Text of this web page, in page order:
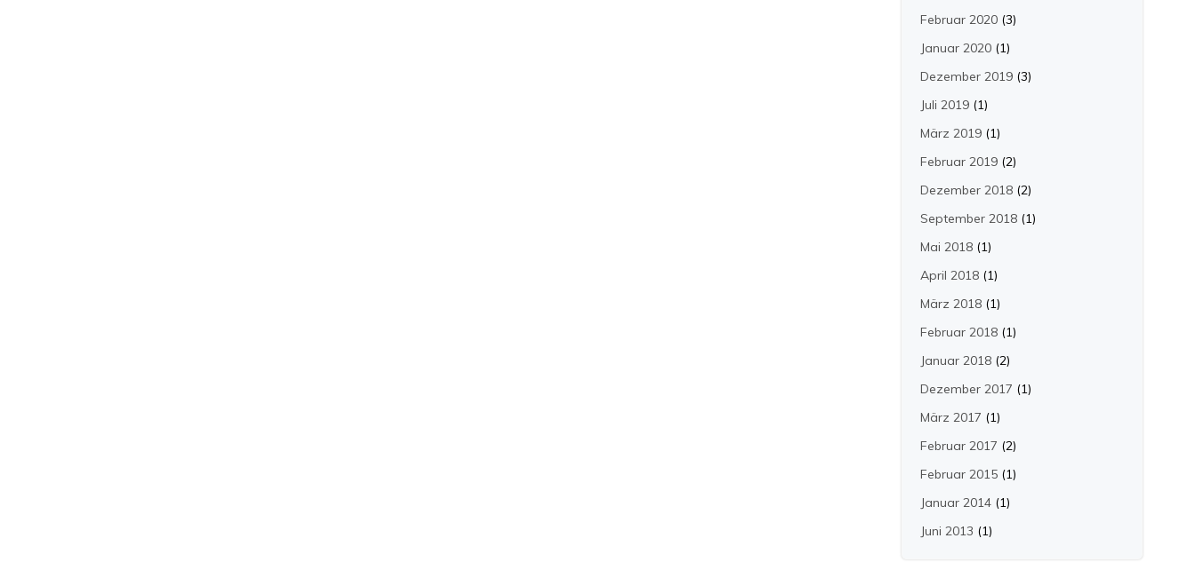
Februar 2020(3)
Januar 2020(1)
Dezember 2019(3)
Juli 2019(1)
März 2019(1)
Februar 2019(2)
Dezember 2018(2)
September 2018(1)
Mai 2018(1)
April 2018(1)
März 2018(1)
Februar 2018(1)
Januar 2018(2)
Dezember 2017 (1)
März 2017 (1)
Februar 2017 (2)
Februar 2015(1)
Januar 2014(1)
Juni 2013 (1)